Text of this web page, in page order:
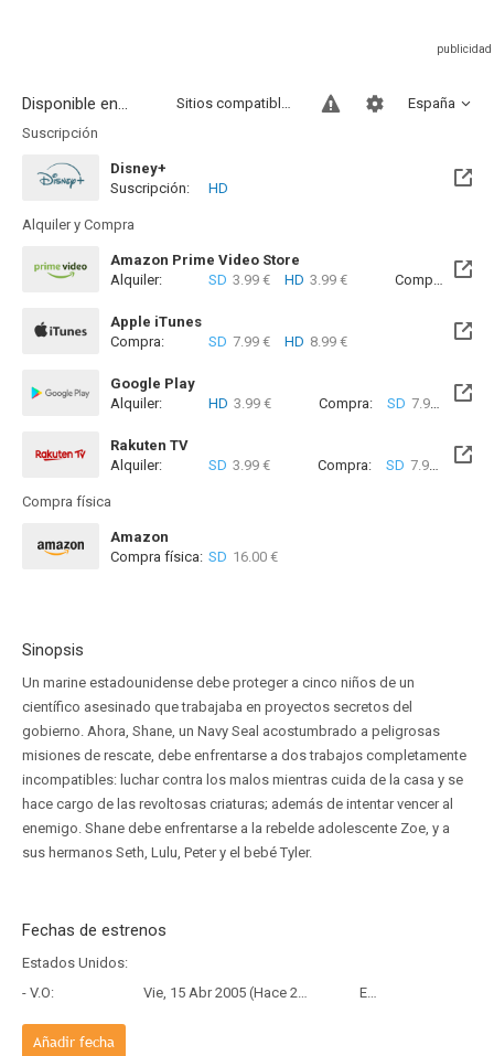
Disponible en... España
Sitios compatibles
Suscripción
Disney+
Suscripción:
HD
Alquiler y Compra
Amazon Prime Video Store
Alquiler:
SD 3.99 € HD 3.99 € Compra: SD
Apple iTunes
Compra:
SD 7.99 € HD 8.99 €
Google Play
Alquiler:
HD 3.99 € Compra: SD 7.99 € HD
Rakuten TV
Alquiler:
SD 3.99 € Compra: SD 7.99 €
Compra física
Amazon
Compra física: SD 16.00 €
Sinopsis
Un marine estadounidense debe proteger a cinco niños de un
científico asesinado que trabajaba en proyectos secretos del
gobierno. Ahora, Shane, un Navy Seal acostumbrado a peligrosas
misiones de rescate, debe enfrentarse a dos trabajos completamente
incompatibles: luchar contra los malos mientras cuida de la casa y se
hace cargo de las revoltosas criaturas; además de intentar vencer al
enemigo. Shane debe enfrentarse a la rebelde adolescente Zoe, y a
sus hermanos Seth, Lulu, Peter y el bebé Tyler.
Fechas de estrenos
Estados Unidos:
- V.O:
Vie, 15 Abr 2005 (Hace 21 años y 3 meses) Estreno
Añadir fecha